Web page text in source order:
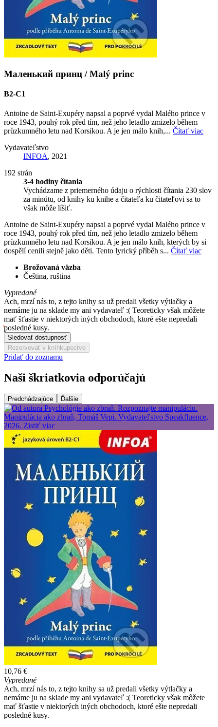
Маленький принц / Malý princ
B2-C1
Antoine de Saint-Exupéry napsal a poprvé vydal Malého prince v
roce 1943, pouhý rok před tím, než jeho letadlo zmizelo během
průzkumného letu nad Korsikou. A je jen málo knih,... Čítať viac
Vydavateľstvo
INFOA, 2021
192 strán
3-4 hodiny čítania
Vychádzame z priemerného údaju o rýchlosti čítania 230 slov
za minútu, od knihy ku knihe a čitateľa ku čitateľovi sa to
však môže líšiť.
Antoine de Saint-Exupéry napsal a poprvé vydal Malého prince v
roce 1943, pouhý rok před tím, než jeho letadlo zmizelo během
průzkumného letu nad Korsikou. A je jen málo knih, kterých by si
dospělí cenili stejně jako děti. Tento lyrický příběh s... Čítať viac
Brožovaná väzba
Čeština, ruština
Vypredané
Ach, mrzí nás to, z tejto knihy sa už predali všetky výtlačky a
nemáme ju na sklade my ani vydavateľ :( Teoreticky však môžete
mať šťastie v niektorých iných obchodoch, ktoré ešte nepredali
posledné kusy.
Sledovať dostupnosť
Rezervovať v kníhkupectve
Pridať do zoznamu
Naši škriatkovia odporúčajú
Predchádzajúce Ďalšie
10,76 €
Vypredané
Ach, mrzí nás to, z tejto knihy sa už predali všetky výtlačky a
nemáme ju na sklade my ani vydavateľ :( Teoreticky však môžete
mať šťastie v niektorých iných obchodoch, ktoré ešte nepredali
posledné kusy.